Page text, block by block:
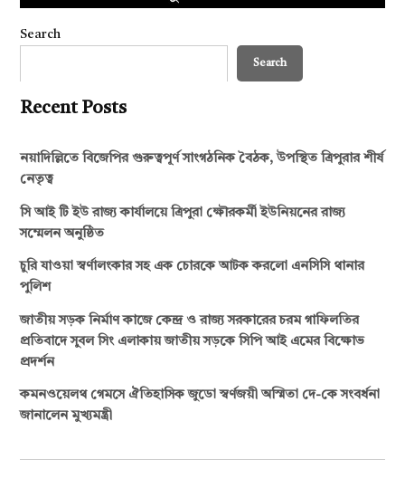
Search
Search
Recent Posts
নয়াদিল্লিতে বিজেপির গুরুত্বপূর্ণ সাংগঠনিক বৈঠক, উপস্থিত ত্রিপুরার শীর্ষ
নেতৃত্ব
সি আই টি ইউ রাজ্য কার্যালয়ে ত্রিপুরা ক্ষৌরকর্মী ইউনিয়নের রাজ্য
সম্মেলন অনুষ্ঠিত
চুরি যাওয়া স্বর্ণালংকার সহ এক চোরকে আটক করলো এনসিসি থানার
পুলিশ
জাতীয় সড়ক নির্মাণ কাজে কেন্দ্র ও রাজ্য সরকারের চরম গাফিলতির
প্রতিবাদে সুবল সিং এলাকায় জাতীয় সড়কে সিপি আই এমের বিক্ষোভ
প্রদর্শন
কমনওয়েলথ গেমসে ঐতিহাসিক জুডো স্বর্ণজয়ী অস্মিতা দে-কে সংবর্ধনা
জানালেন মুখ্যমন্ত্রী